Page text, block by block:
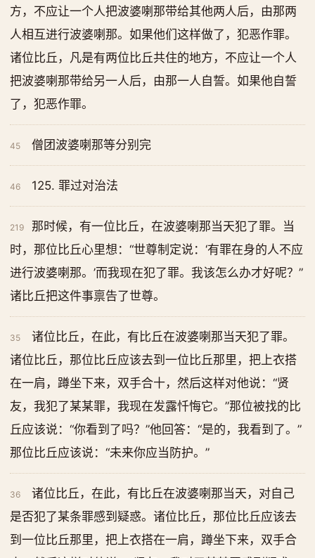
方，不应让一个人把波婆喇那带给其他两人后，由那两
人相互进行波婆喇那。如果他们这样做了，犯恶作罪。
诸位比丘，凡是有两位比丘共住的地方，不应让一个人
把波婆喇那带给另一人后，由那一人自誓。如果他自誓
了，犯恶作罪。
45 僧团波婆喇那等分别完
46 125. 罪过对治法
219
那时候，有一位比丘，在波婆喇那当天犯了罪。当
时，那位比丘心里想：“世尊制定说：‘有罪在身的人不应
进行波婆喇那。’而我现在犯了罪。我该怎么办才好呢？”
诸比丘把这件事禀告了世尊。
35
诸位比丘，在此，有比丘在波婆喇那当天犯了罪。
诸位比丘，那位比丘应该去到一位比丘那里，把上衣搭
在一肩，蹲坐下来，双手合十，然后这样对他说：“贤
友，我犯了某某罪，我现在发露忏悔它。”那位被找的比
丘应该说：“你看到了吗？”他回答：“是的，我看到了。”
那位比丘应该说：“未来你应当防护。”
36
诸位比丘，在此，有比丘在波婆喇那当天，对自己
是否犯了某条罪感到疑惑。诸位比丘，那位比丘应该去
到一位比丘那里，把上衣搭在一肩，蹲坐下来，双手合